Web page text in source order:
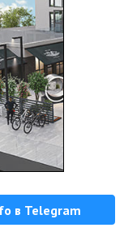
в Telegram